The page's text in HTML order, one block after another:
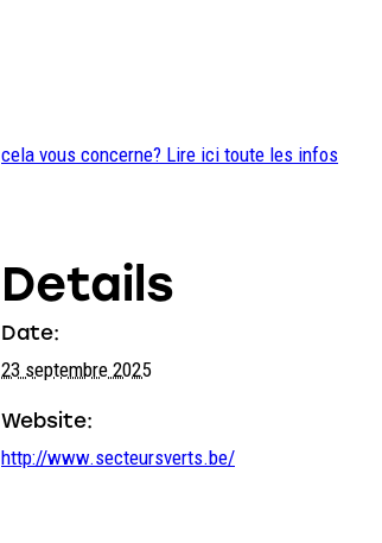
cela vous concerne? Lire ici toute les infos
Details
Date:
23 septembre 2025
Website:
http://www.secteursverts.be/